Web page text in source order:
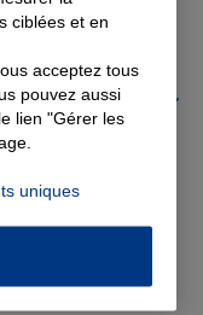
les
France
Allianz
ciblées et en
acceptez tous
pouvez aussi
lien "Gérer les
uniques